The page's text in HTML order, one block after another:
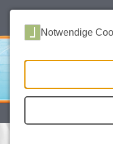
Notwendige